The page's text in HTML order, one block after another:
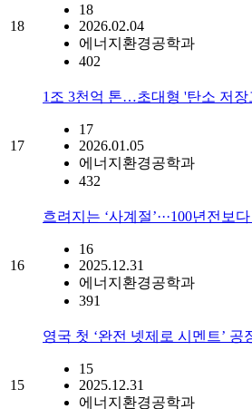
18
18
2026.02.04
에너지환경공학과
402
17
1조 3천억 톤…초대형 '탄소 저장
17
2026.01.05
에너지환경공학과
432
16
흐려지는 ‘사계절’···100년전보
16
2025.12.31
에너지환경공학과
391
15
영국 첫 ‘완전 넷제로 시멘트’ 공
15
2025.12.31
에너지환경공학과